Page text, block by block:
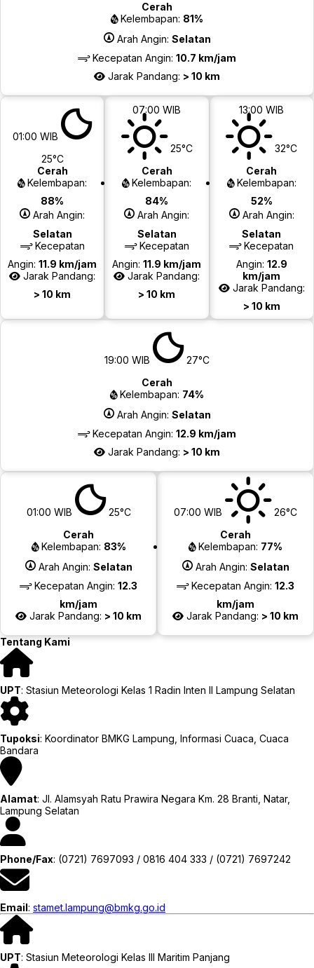
Cerah
Kelembapan: 81%
Arah Angin: Selatan
Kecepatan Angin: 10.7 km/jam
Jarak Pandang: > 10 km
01:00 WIB
25°C
Cerah
Kelembapan:
88%
Arah Angin:
Selatan
Kecepatan
Angin:11.9 km/jam
Jarak Pandang:
> 10 km
07:00 WIB
25°C
Cerah
Kelembapan:
84%
Arah Angin:
Selatan
Kecepatan
Angin:11.9 km/jam
Jarak Pandang:
> 10 km
13:00 WIB
32°C
Cerah
Kelembapan:
52%
Arah Angin:
Selatan
Kecepatan
Angin: 12.9
km/jam
Jarak Pandang:
> 10 km
19:00 WIB
27°C
Cerah
Kelembapan: 74%
Arah Angin: Selatan
Kecepatan Angin: 12.9 km/jam
Jarak Pandang: > 10 km
01:00 WIB
25°C
Cerah
Kelembapan: 83%
Arah Angin: Selatan
Kecepatan Angin: 12.3
km/jam
Jarak Pandang: > 10 km
07:00 WIB
26°C
Cerah
Kelembapan: 77%
Arah Angin: Selatan
Kecepatan Angin: 12.3
km/jam
Jarak Pandang: > 10 km
Tentang Kami
UPT: Stasiun Meteorologi Kelas 1 Radin Inten II Lampung Selatan
Tupoksi: Koordinator BMKG Lampung, Informasi Cuaca, Cuaca
Bandara
Alamat: Jl. Alamsyah Ratu Prawira Negara Km. 28 Branti, Natar,
Lampung Selatan
Phone/Fax: (0721) 7697093 / 0816 404 333 / (0721) 7697242
Email: stamet.lampung@bmkg.go.id
UPT: Stasiun Meteorologi Kelas III Maritim Panjang